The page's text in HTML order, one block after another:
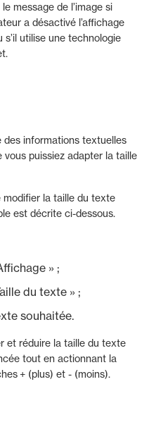
message de l’image si
a désactivé l’affichage
utilise une technologie
des informations textuelles
puissiez adapter la taille
modifier la taille du texte
est décrite ci-dessous.
» ;
du texte » ;
souhaitée.
et réduire la taille du texte
tout en actionnant la
+ (plus) et - (moins).